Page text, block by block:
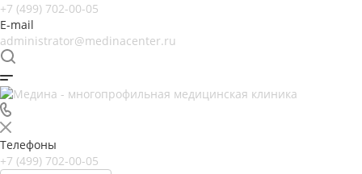
+7 (499) 702-00-05
E-mail
administrator@medinacenter.ru
Телефоны
+7 (499) 702-00-05